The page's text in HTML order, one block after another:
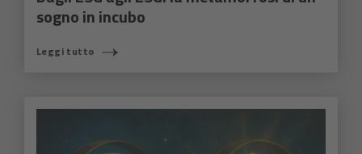
sogno in incubo
Leggi tutto